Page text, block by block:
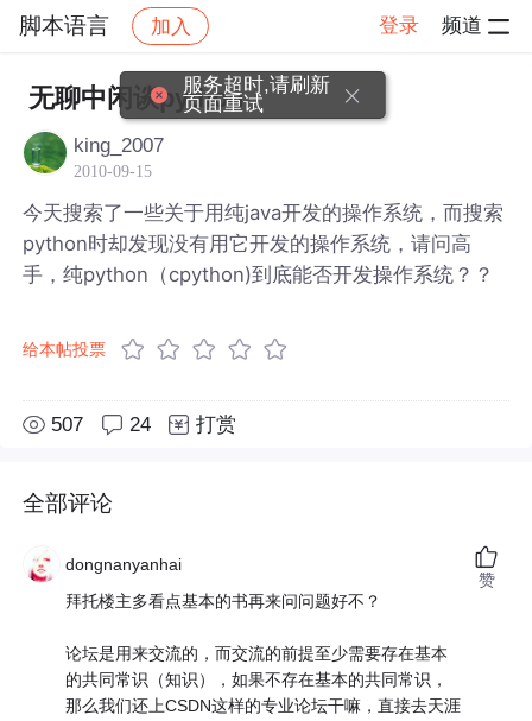
脚本语言 加入 登录 频道
社区 脚本语言 帖子详情
无聊中闲谈python
king_2007
2010-09-15
今天搜索了一些关于用纯java开发的操作系统，而搜索
python时却发现没有用它开发的操作系统，请问高
手，纯python（cpython)到底能否开发操作系统？？
给本帖投票
507 24 打赏
全部评论
dongnanyanhai
拜托楼主多看点基本的书再来问问题好不？
论坛是用来交流的，而交流的前提至少需要存在基本
的共同常识（知识），如果不存在基本的共同常识，
那么我们还上CSDN这样的专业论坛干嘛，直接去天涯
赞
服务超时,请刷新
页面重试